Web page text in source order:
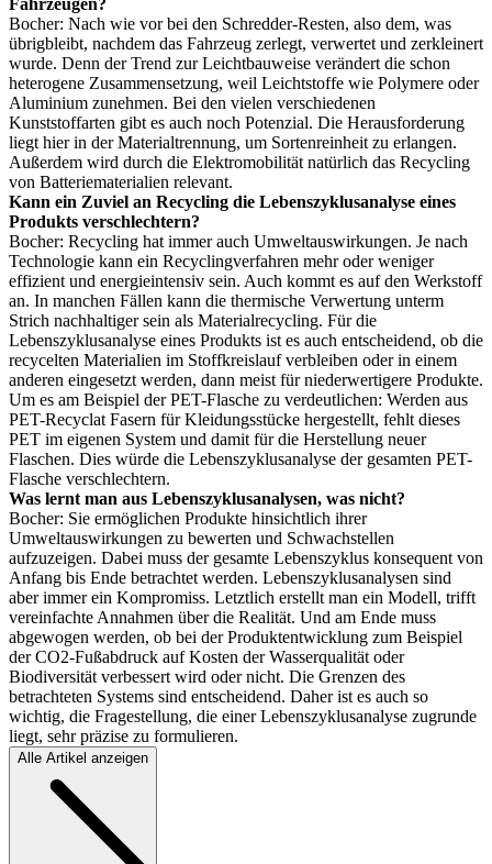
Bocher: Nach wie vor bei den Schredder-Resten, also dem, was
übrigbleibt, nachdem das Fahrzeug zerlegt, verwertet und zerkleinert
wurde. Denn der Trend zur Leichtbauweise verändert die schon
heterogene Zusammensetzung, weil Leichtstoffe wie Polymere oder
Aluminium zunehmen. Bei den vielen verschiedenen
Kunststoffarten gibt es auch noch Potenzial. Die Herausforderung
liegt hier in der Materialtrennung, um Sortenreinheit zu erlangen.
Außerdem wird durch die Elektromobilität natürlich das Recycling
von Batteriematerialien relevant.
Kann ein Zuviel an Recycling die Lebenszyklusanalyse eines
Produkts verschlechtern?
Bocher: Recycling hat immer auch Umweltauswirkungen. Je nach
Technologie kann ein Recyclingverfahren mehr oder weniger
effizient und energieintensiv sein. Auch kommt es auf den Werkstoff
an. In manchen Fällen kann die thermische Verwertung unterm
Strich nachhaltiger sein als Materialrecycling. Für die
Lebenszyklusanalyse eines Produkts ist es auch entscheidend, ob die
recycelten Materialien im Stoffkreislauf verbleiben oder in einem
anderen eingesetzt werden, dann meist für niederwertigere Produkte.
Um es am Beispiel der PET-Flasche zu verdeutlichen: Werden aus
PET-Recyclat Fasern für Kleidungsstücke hergestellt, fehlt dieses
PET im eigenen System und damit für die Herstellung neuer
Flaschen. Dies würde die Lebenszyklusanalyse der gesamten PET-
Flasche verschlechtern.
Was lernt man aus Lebenszyklusanalysen, was nicht?
Bocher: Sie ermöglichen Produkte hinsichtlich ihrer
Umweltauswirkungen zu bewerten und Schwachstellen
aufzuzeigen. Dabei muss der gesamte Lebenszyklus konsequent von
Anfang bis Ende betrachtet werden. Lebenszyklusanalysen sind
aber immer ein Kompromiss. Letztlich erstellt man ein Modell, trifft
vereinfachte Annahmen über die Realität. Und am Ende muss
abgewogen werden, ob bei der Produktentwicklung zum Beispiel
der CO2-Fußabdruck auf Kosten der Wasserqualität oder
Biodiversität verbessert wird oder nicht. Die Grenzen des
betrachteten Systems sind entscheidend. Daher ist es auch so
wichtig, die Fragestellung, die einer Lebenszyklusanalyse zugrunde
liegt, sehr präzise zu formulieren.
Alle Artikel anzeigen